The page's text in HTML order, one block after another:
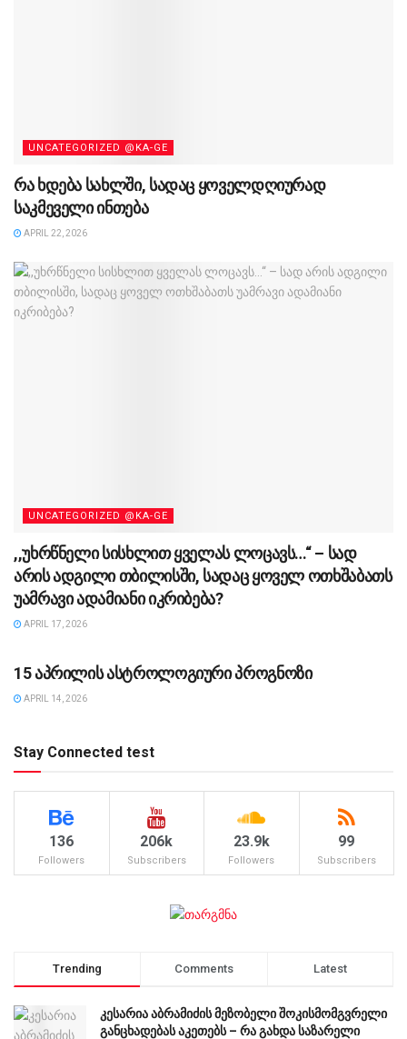
UNCATEGORIZED @KA-GE
რა ხდება სახლში, სადაც ყოველდღიურად
საკმეველი ინთება
APRIL 22, 2026
UNCATEGORIZED @KA-GE
,,უხრწნელი სისხლით ყველას ლოცავს…“ – სად
არის ადგილი თბილისში, სადაც ყოველ ოთხშაბათს
უამრავი ადამიანი იკრიბება?
APRIL 17, 2026
15 აპრილის ასტროლოგიური პროგნოზი
APRIL 14, 2026
Stay Connected test
136
Followers
206k
Subscribers
23.9k
Followers
99
Subscribers
Trending Comments Latest
კესარია აბრამიძის მეზობელი შოკისმომგვრელი
განცხადებას აკეთებს – რა გახდა საზარელი